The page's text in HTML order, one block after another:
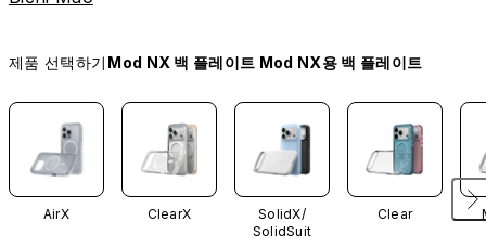
제품 선택하기 Mod NX 백 플레이트 Mod NX용 백 플레이트
AirX ClearX
SolidX/
SolidSuit
Clear